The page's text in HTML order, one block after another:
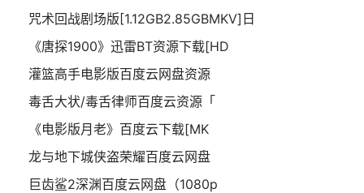
咒术回战剧场版[1.12GB2.85GBMKV]日
《唐探1900》迅雷BT资源下载[HD
灌篮高手电影版百度云网盘资源
毒舌大状/毒舌律师百度云资源「
《电影版月老》百度云下载[MK
龙与地下城侠盗荣耀百度云网盘
巨齿鲨2深渊百度云网盘（1080p